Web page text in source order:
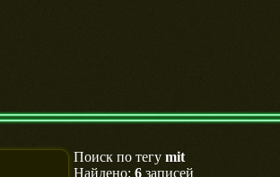
Поиск по тегу mit
Найдено: 6 записей